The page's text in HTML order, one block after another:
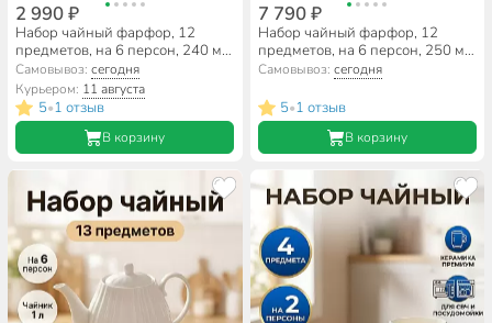
2 990 ₽
Набор чайный фарфор, 12
предметов, на 6 персон, 240 мл,
Balsford, Фьюжн, 101-01058,
подарочная упаковка
Самовывоз:сегодня
Курьером: 11 августа
5•1 отзыв
В корзину
7 790 ₽
Набор чайный фарфор, 12
предметов, на 6 персон, 250 мл,
Lefard, Медиссон, 440-083,
подарочная упаковка
Самовывоз: сегодня
5•1 отзыв
В корзину